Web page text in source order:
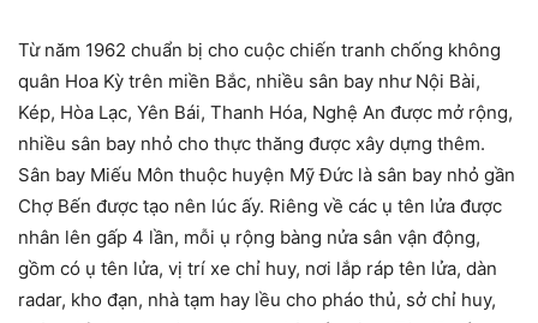
Từ năm 1962 chuẩn bị cho cuộc chiến tranh chống không
quân Hoa Kỳ trên miền Bắc, nhiều sân bay như Nội Bài,
Kép, Hòa Lạc, Yên Bái, Thanh Hóa, Nghệ An được mở rộng,
nhiều sân bay nhỏ cho thực thăng được xây dựng thêm.
Sân bay Miếu Môn thuộc huyện Mỹ Đức là sân bay nhỏ gần
Chợ Bến được tạo nên lúc ấy. Riêng về các ụ tên lửa được
nhân lên gấp 4 lần, mỗi ụ rộng bàng nửa sân vận động,
gồm có ụ tên lửa, vị trí xe chỉ huy, nơi lắp ráp tên lửa, dàn
radar, kho đạn, nhà tạm hay lều cho pháo thủ, sở chỉ huy,